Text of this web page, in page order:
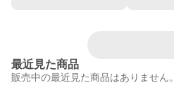
最近見た商品
販売中の最近見た商品はありません。